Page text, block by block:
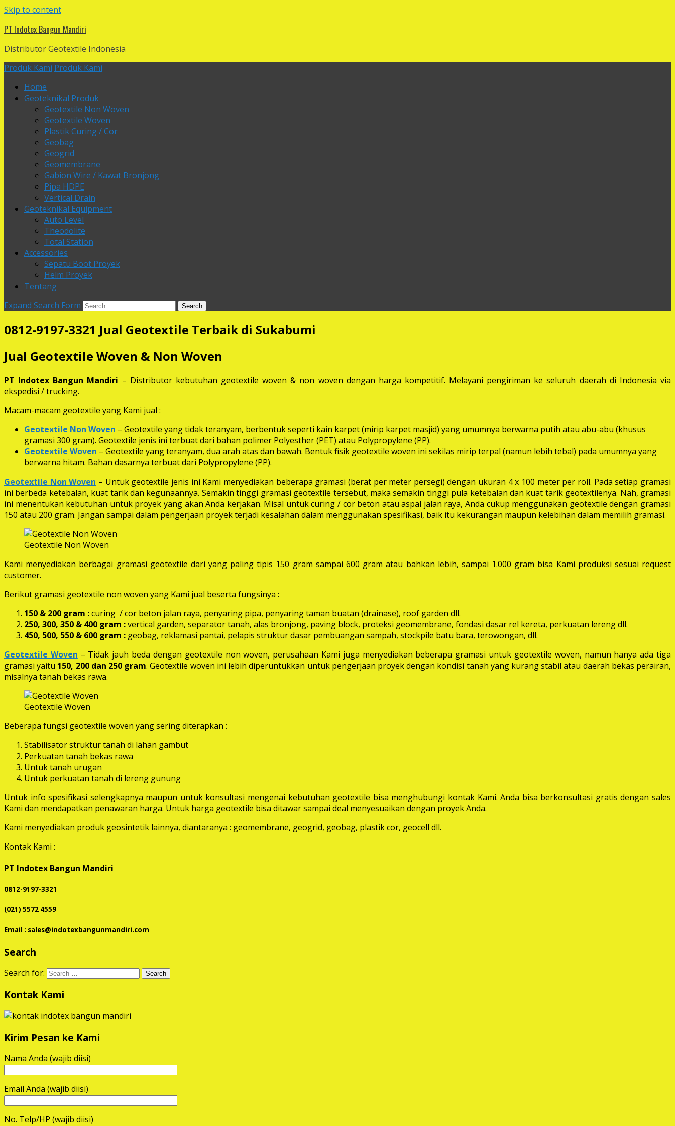
Skip to content
PT Indotex Bangun Mandiri
Distributor Geotextile Indonesia
Produk Kami Produk Kami
Home
Geoteknikal Produk
Geotextile Non Woven
Geotextile Woven
Plastik Curing / Cor
Geobag
Geogrid
Geomembrane
Gabion Wire / Kawat Bronjong
Pipa HDPE
Vertical Drain
Geoteknikal Equipment
Auto Level
Theodolite
Total Station
Accessories
Sepatu Boot Proyek
Helm Proyek
Tentang
Expand Search Form
Search
0812-9197-3321 Jual Geotextile Terbaik di Sukabumi
Jual Geotextile Woven & Non Woven
PT Indotex Bangun Mandiri – Distributor kebutuhan geotextile woven & non woven dengan harga kompetitif. Melayani pengiriman ke seluruh daerah di Indonesia via
ekspedisi / trucking.
Macam-macam geotextile yang Kami jual :
Geotextile Non Woven – Geotextile yang tidak teranyam, berbentuk seperti kain karpet (mirip karpet masjid) yang umumnya berwarna putih atau abu-abu (khusus
gramasi 300 gram). Geotextile jenis ini terbuat dari bahan polimer Polyesther (PET) atau Polypropylene (PP).
Geotextile Woven – Geotextile yang teranyam, dua arah atas dan bawah. Bentuk fisik geotextile woven ini sekilas mirip terpal (namun lebih tebal) pada umumnya yang
berwarna hitam. Bahan dasarnya terbuat dari Polypropylene (PP).
Geotextile Non Woven – Untuk geotextile jenis ini Kami menyediakan beberapa gramasi (berat per meter persegi) dengan ukuran 4 x 100 meter per roll. Pada setiap gramasi
ini berbeda ketebalan, kuat tarik dan kegunaannya. Semakin tinggi gramasi geotextile tersebut, maka semakin tinggi pula ketebalan dan kuat tarik geotextilenya. Nah, gramasi
ini menentukan kebutuhan untuk proyek yang akan Anda kerjakan. Misal untuk curing / cor beton atau aspal jalan raya, Anda cukup menggunakan geotextile dengan gramasi
150 atau 200 gram. Jangan sampai dalam pengerjaan proyek terjadi kesalahan dalam menggunakan spesifikasi, baik itu kekurangan maupun kelebihan dalam memilih gramasi.
Geotextile Non Woven
Kami menyediakan berbagai gramasi geotextile dari yang paling tipis 150 gram sampai 600 gram atau bahkan lebih, sampai 1.000 gram bisa Kami produksi sesuai request
customer.
Berikut gramasi geotextile non woven yang Kami jual beserta fungsinya :
150 & 200 gram :curing / cor beton jalan raya, penyaring pipa, penyaring taman buatan (drainase), roof garden dll.
250, 300, 350 & 400 gram :vertical garden, separator tanah, alas bronjong, paving block, proteksi geomembrane, fondasi dasar rel kereta, perkuatan lereng dll.
450, 500, 550 & 600 gram : geobag, reklamasi pantai, pelapis struktur dasar pembuangan sampah, stockpile batu bara, terowongan, dll.
Geotextile Woven – Tidak jauh beda dengan geotextile non woven, perusahaan Kami juga menyediakan beberapa gramasi untuk geotextile woven, namun hanya ada tiga
gramasi yaitu 150, 200 dan 250 gram. Geotextile woven ini lebih diperuntukkan untuk pengerjaan proyek dengan kondisi tanah yang kurang stabil atau daerah bekas perairan,
misalnya tanah bekas rawa.
Geotextile Woven
Beberapa fungsi geotextile woven yang sering diterapkan :
Stabilisator struktur tanah di lahan gambut
Perkuatan tanah bekas rawa
Untuk tanah urugan
Untuk perkuatan tanah di lereng gunung
Untuk info spesifikasi selengkapnya maupun untuk konsultasi mengenai kebutuhan geotextile bisa menghubungi kontak Kami. Anda bisa berkonsultasi gratis dengan sales
Kami dan mendapatkan penawaran harga. Untuk harga geotextile bisa ditawar sampai deal menyesuaikan dengan proyek Anda.
Kami menyediakan produk geosintetik lainnya, diantaranya : geomembrane, geogrid, geobag, plastik cor, geocell dll.
Kontak Kami :
PT Indotex Bangun Mandiri
0812-9197-3321
(021) 5572 4559
Email : sales@indotexbangunmandiri.com
Search
Search for:
Kontak Kami
Kirim Pesan ke Kami
Nama Anda (wajib diisi)
Email Anda (wajib diisi)
No. Telp/HP (wajib diisi)